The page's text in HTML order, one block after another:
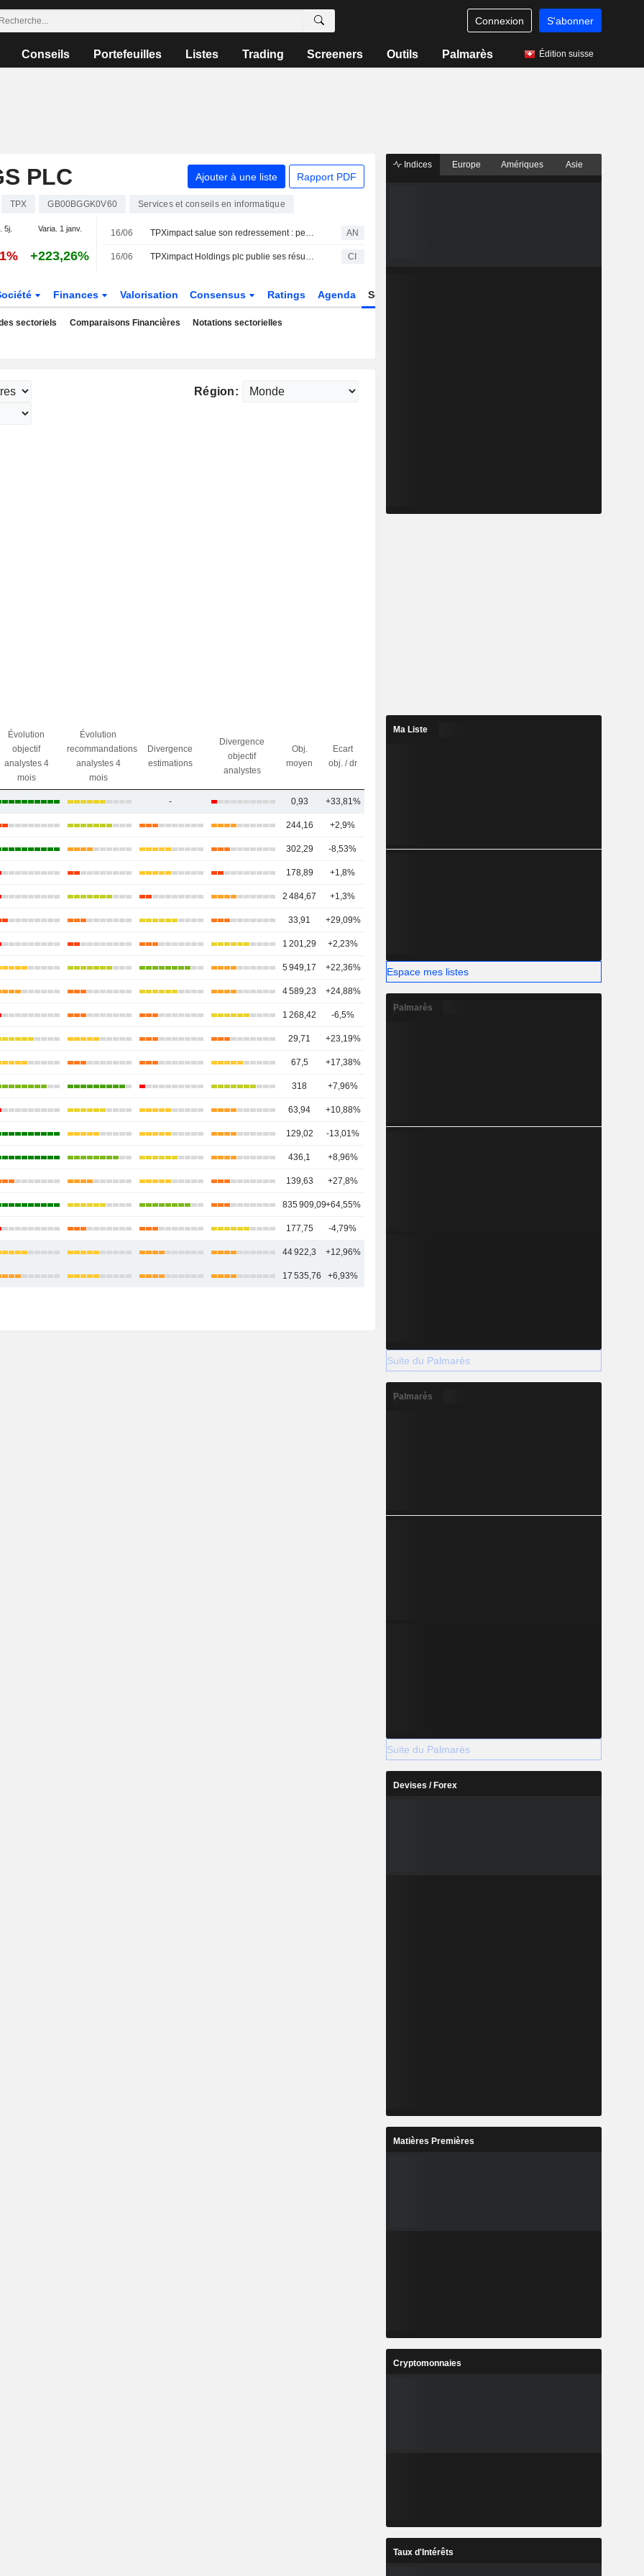
Connexion S'abonner
Conseils Portefeuilles Listes Trading Screeners Outils Palmarès Édition suisse
PLC Ajouter à une liste Rapport PDF
TPX GB00BGGK0V60 Services et conseils en informatique
5j. Varia. 1 janv.
+223,26%
16/06 TPXimpact salue son redressement : perte réduite et chiffre d'affaires en légère hausse AN
16/06 TPXimpact Holdings plc publie ses résultats annuels pour l'exercice clos le 31 mars 2026 CI
Finances Valorisation Consensus Ratings Agenda Secteur
sectoriels Comparaisons Financières Notations sectorielles
Région:
Évolution
objectif
analystes 4
mois
Évolution
recommandations
analystes 4
mois
Divergence
estimations
Divergence
objectif
analystes
Obj.
moyen
Ecart
obj. / dr
- 0,93 +33,81%
244,16 +2,9%
302,29 -8,53% 48
178,89 +1,8%
2 484,67 +1,3%
33,91 +29,09%
1 201,29 +2,23%
5 949,17 +22,36% 12
4 589,23 +24,88% 13
1 268,42 -6,5%
29,71 +23,19%
67,5 +17,38%
318 +7,96%
63,94 +10,88%
129,02 -13,01%
436,1 +8,96%
139,63 +27,8%
835 909,09+64,55%
177,75 -4,79%
44 922,3 +12,96%
17 535,76 +6,93%
Indices Europe Amériques Asie
Ma Liste
Espace mes listes
Palmarès
Suite du Palmarès
Palmarès
Suite du Palmarès
Devises / Forex
Matières Premières
Cryptomonnaies
Taux d'Intérêts